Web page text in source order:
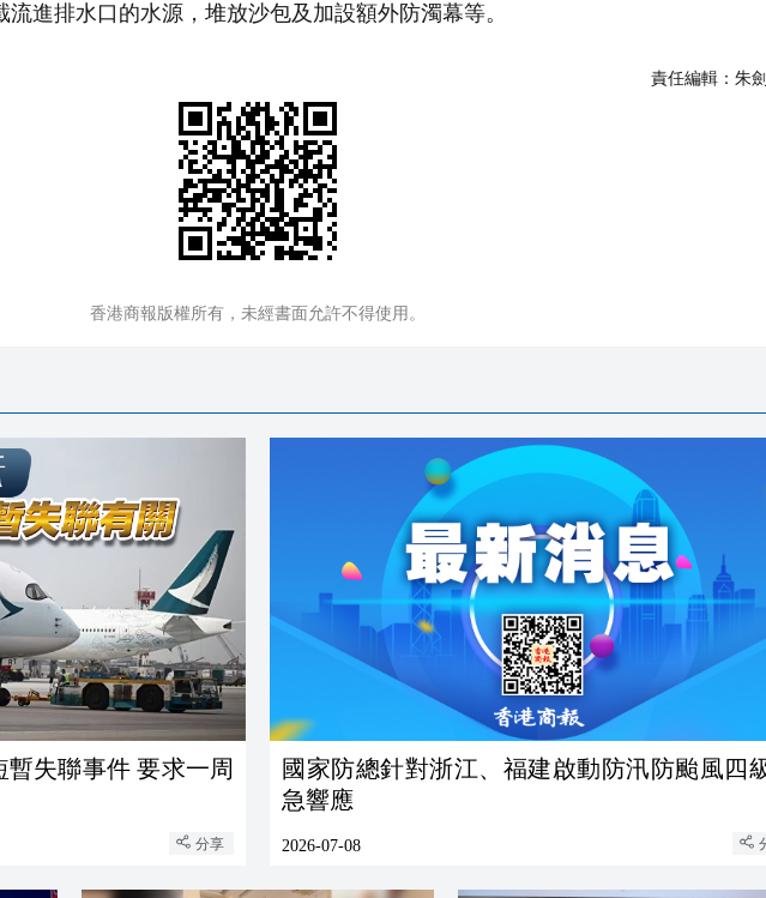
進排水口的水源，堆放沙包及加設額外防濁幕等。
責任編輯： 朱
香港商報版權所有，未經書面允許不得使用。
失聯事件 要求一周
分享
國家防總針對浙江、福建啟動防汛防颱風四
急響應
2026-07-08